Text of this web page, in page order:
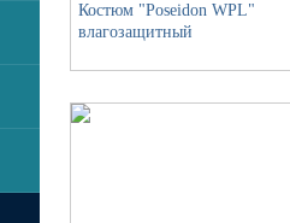
Костюм "Poseidon WPL"
влагозащитный